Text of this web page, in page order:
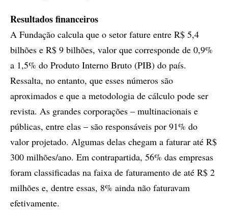
Resultados financeiros
A Fundação calcula que o setor fature entre R$ 5,4
bilhões e R$ 9 bilhões, valor que corresponde de 0,9%
a 1,5% do Produto Interno Bruto (PIB) do país.
Ressalta, no entanto, que esses números são
aproximados e que a metodologia de cálculo pode ser
revista. As grandes corporações – multinacionais e
públicas, entre elas – são responsáveis por 91% do
valor projetado. Algumas delas chegam a faturar até R$
300 milhões/ano. Em contrapartida, 56% das empresas
foram classificadas na faixa de faturamento de até R$ 2
milhões e, dentre essas, 8% ainda não faturavam
efetivamente.